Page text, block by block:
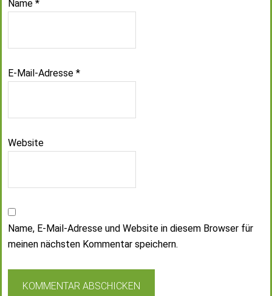
Name *
E-Mail-Adresse *
Website
Name, E-Mail-Adresse und Website in diesem Browser für
meinen nächsten Kommentar speichern.